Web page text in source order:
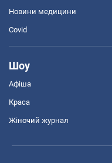
Новини медицини
Covid
Шоу
Афіша
Краса
Жіночий журнал